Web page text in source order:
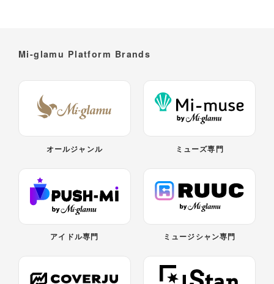
Mi-glamu Platform Brands
オールジャンル ミューズ専門
アイドル専門 ミュージシャン専門